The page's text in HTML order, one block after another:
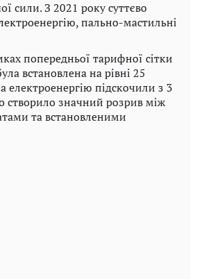
сили. З 2021 року суттєво
пально-мастильні
попередньої тарифної сітки
встановлена ​​на рівні 25
електроенергію підскочили з 3
створило значний розрив між
та встановленими